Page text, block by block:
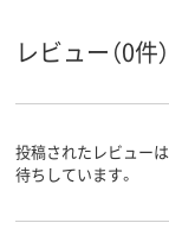
レビュー（0件）
投稿されたレビュー
待ちしています。